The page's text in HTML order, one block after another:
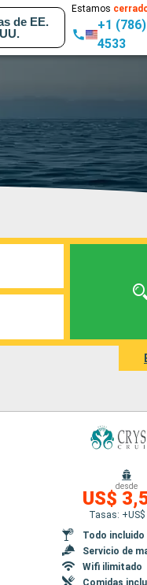
de EE.
UU.
Estamos
+1
4533
desde
US$
Tasas: +US$
Todo incluido
Servicio de
Wifi ilimitado
Comidas